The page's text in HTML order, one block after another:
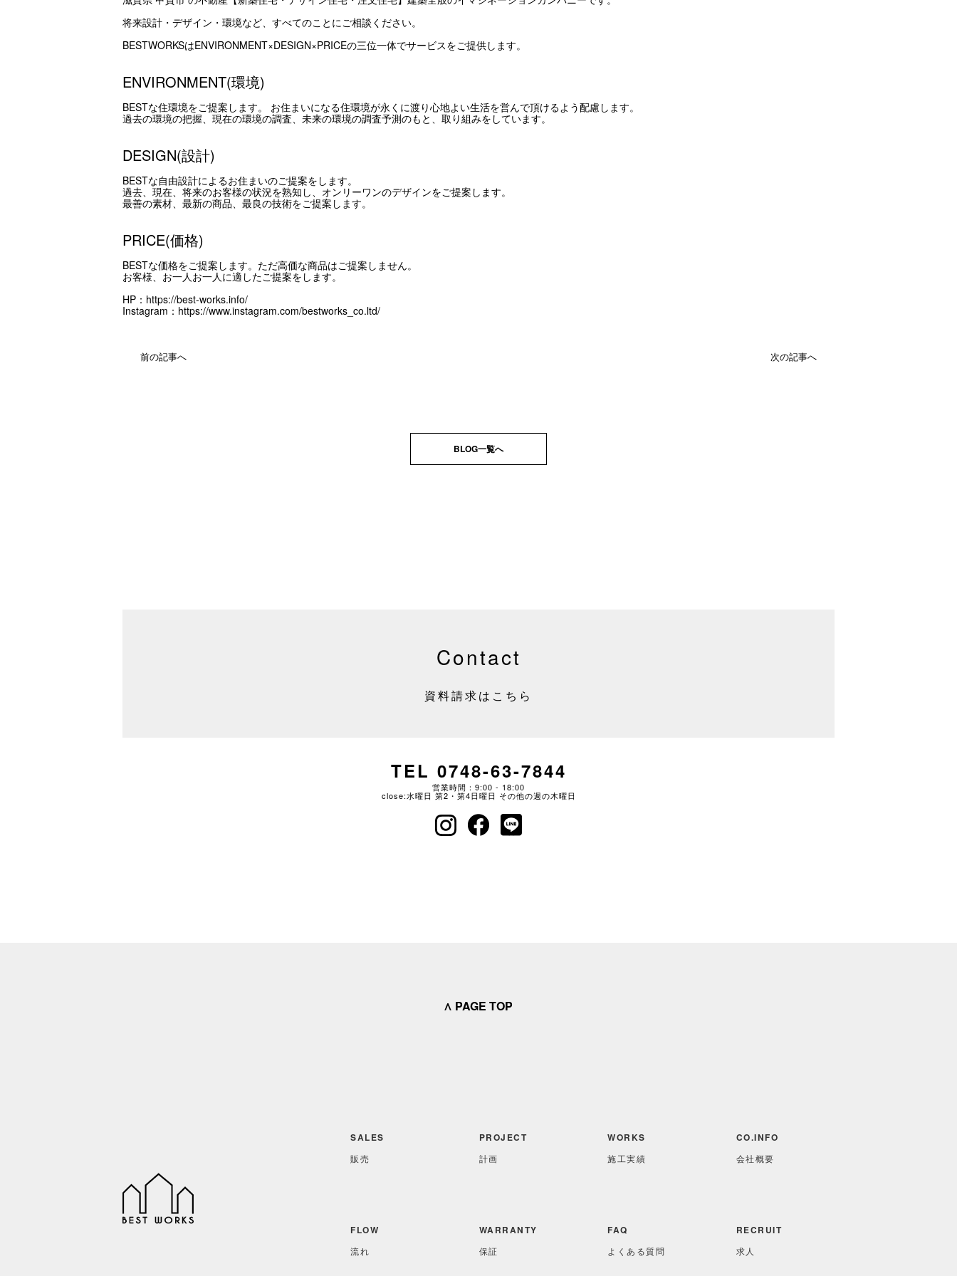
将来設計・デザイン・環境など、すべてのことにご相談ください。
BESTWORKSはENVIRONMENT×DESIGN×PRICEの三位一体でサービスをご提供します。
ENVIRONMENT(環境)
BESTな住環境をご提案します。 お住まいになる住環境が永くに渡り心地よい生活を営んで頂けるよう配慮します。
過去の環境の把握、現在の環境の調査、未来の環境の調査予測のもと、取り組みをしています。
DESIGN(設計)
BESTな自由設計によるお住まいのご提案をします。
過去、現在、将来のお客様の状況を熟知し、オンリーワンのデザインをご提案します。
最善の素材、最新の商品、最良の技術をご提案します。
PRICE(価格)
BESTな価格をご提案します。ただ高価な商品はご提案しません。
お客様、お一人お一人に適したご提案をします。
HP： https://best-works.info/
Instagram： https://www.instagram.com/bestworks_co.ltd/
前の記事へ 次の記事へ
BLOG一覧へ
Contact
資料請求はこちら
TEL 0748-63-7844
営業時間：9:00 - 18:00
close:水曜日 第2・第4日曜日 その他の週の木曜日
∧ PAGE TOP
SALES
販売
PROJECT
計画
WORKS
施工実績
CO.INFO
会社概要
FLOW
流れ
WARRANTY
保証
FAQ
よくある質問
RECRUIT
求人